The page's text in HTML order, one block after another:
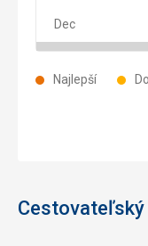
Najlepší
December
Dec